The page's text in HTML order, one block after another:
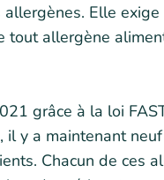
allergènes. Elle
allergène
grâce à la loi
il y a maintenant
Chacun de ces